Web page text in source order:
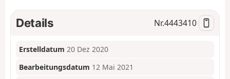
Details Nr.4443410
Erstelldatum 20 Dez 2020
Bearbeitungsdatum 12 Mai 2021